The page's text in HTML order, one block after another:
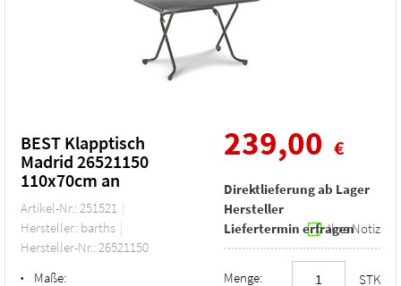
BEST Klapptisch
Madrid 26521150
110x70cm an
Artikel-Nr.: 251521
Hersteller: barths
Hersteller-Nr.: 26521150
•
Maße:
239,00 €
Direktlieferung ab Lager
Hersteller
Liefertermin erfragenIhre Notiz
Menge: STK